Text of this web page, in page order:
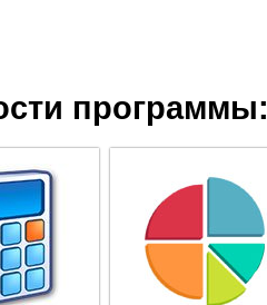
программы: